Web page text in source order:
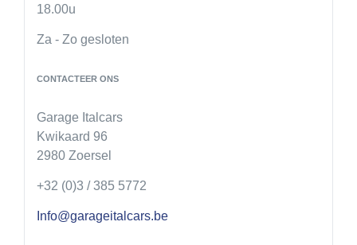
18.00u
Za - Zo gesloten
CONTACTEER ONS
Garage Italcars
Kwikaard 96
2980 Zoersel
+32 (0)3 / 385 5772
Info@garageitalcars.be